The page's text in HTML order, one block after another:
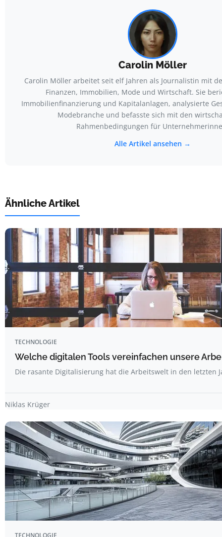
Carolin Möller
Carolin Möller arbeitet seit elf Jahren als Journalistin mit
Finanzen, Immobilien, Mode und Wirtschaft. Sie
Immobilienfinanzierung und Kapitalanlagen, analysierte
Modebranche und befasste sich mit den
Rahmenbedingungen für
Alle Artikel ansehen →
Ähnliche Artikel
TECHNOLOGIE
Welche digitalen Tools vereinfachen unsere
Die rasante Digitalisierung hat die Arbeitswelt in den letzten
Niklas Krüger
TECHNOLOGIE